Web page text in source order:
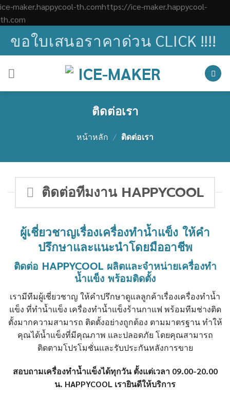
ice-maker.happycool-th.comhttps://ice-maker.happycool-
th.com
to
content
ขอใบเสนอราคาด่วน CLICK !!!!
ติดต่อเรา
หน้าหลัก / ติดต่อเรา
ติดต่อทีมงาน HAPPYCOOL
ผู้เชี่ยวชาญเรื่องเครื่องทำน้ำแข็ง ให้คำ
ปรึกษาและแนะนำโดยมืออาชีพ
ติดต่อ HAPPYCOOL ผลิตและจำหน่ายเครื่องทำ
น้ำแข็ง พร้อมติดตั้ง
เรามีทีมผู้เชี่ยวชาญ ให้คำปรึกษาดูแลลูกค้าเรื่องเครื่องทำน้ำ
แข็ง ที่ทำน้ำแข็ง เครื่องทําน้ำแข็งร้านกาแฟ พร้อมทีมช่างติด
ตั้งมากความสามารถ ติดตั้งอย่างถูกต้อง ตามมาตรฐาน ทำให้
คุณได้น้ำแข็งที่มีคุณภาพ และปลอดภัย โดยคุณสามารถ
ติดตามโปรโมชั่นและรับประกันหลังการขาย
สอบถามเครื่องทำน้ำเเข็งได้ทุกวัน ตั้งแต่เวลา 09.00-20.00
น. HAPPYCOOL เรายินดีให้บริการ